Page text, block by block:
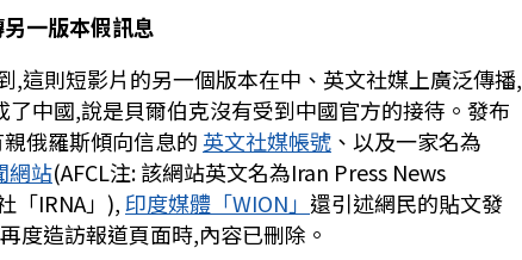
一版本假訊息
,這則短影片的另一個版本在中、英文社媒上廣泛傳播,
中國,說是貝爾伯克沒有受到中國官方的接待。發布
俄羅斯傾向信息的 英文社媒帳號 、以及一家名為
網站(AFCL注: 該網站英文名為Iran Press News
「IRNA」),印度媒體「WION」 還引述網民的貼文發
度造訪報道頁面時,內容已刪除。